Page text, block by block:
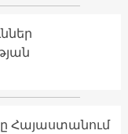
Հայաստանում